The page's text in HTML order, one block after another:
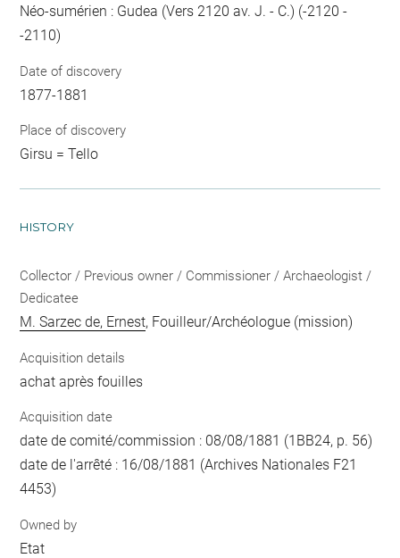
Néo-sumérien : Gudea (Vers 2120 av. J. - C.) (-2120 -
-2110)
Date of discovery
1877-1881
Place of discovery
Girsu = Tello
HISTORY
Collector / Previous owner / Commissioner / Archaeologist /
Dedicatee
M. Sarzec de, Ernest, Fouilleur/Archéologue (mission)
Acquisition details
achat après fouilles
Acquisition date
date de comité/commission : 08/08/1881 (1BB24, p. 56)
date de l'arrêté : 16/08/1881 (Archives Nationales F21
4453)
Owned by
Etat